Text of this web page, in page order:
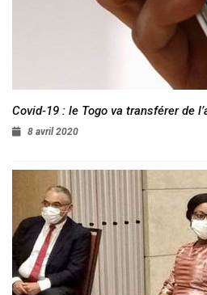
Covid-19 : le Togo va transférer de
8 avril 2020